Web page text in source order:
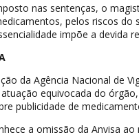
nas sentenças, o
pelos riscos
impõe a devida
da Agência Nacional de
equivocada do
publicidade de
a omissão da Anvisa